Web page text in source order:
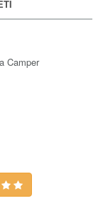
Camper